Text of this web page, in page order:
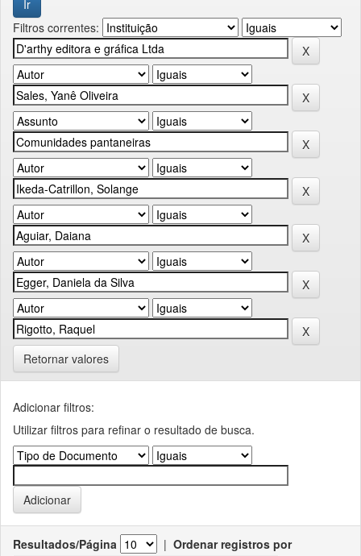
Filtros correntes:
Retornar valores
Adicionar filtros:
Utilizar filtros para refinar o resultado de busca.
Resultados/Página | Ordenar registros por